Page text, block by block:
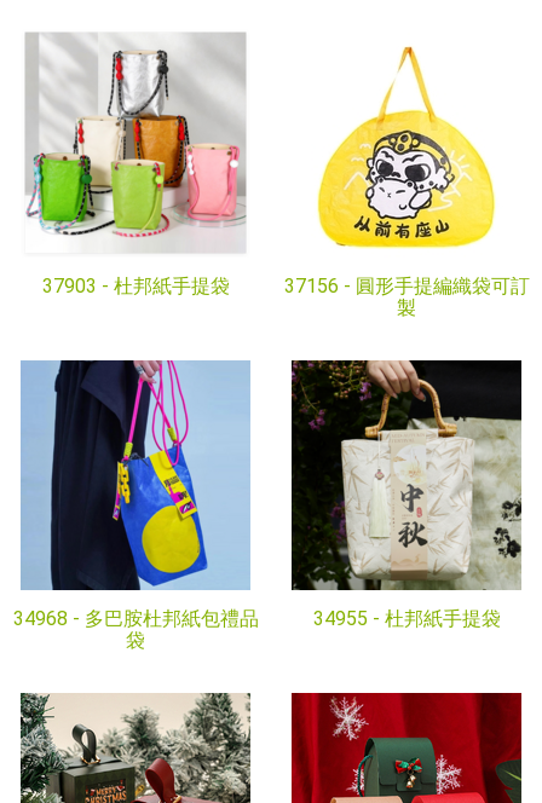
37903 - 杜邦紙手提袋 37156 - 圓形手提編織袋可訂
製
34968 - 多巴胺杜邦紙包禮品
袋
34955 - 杜邦紙手提袋